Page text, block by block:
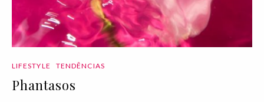
LIFESTYLE TENDÊNCIAS
Phantasos